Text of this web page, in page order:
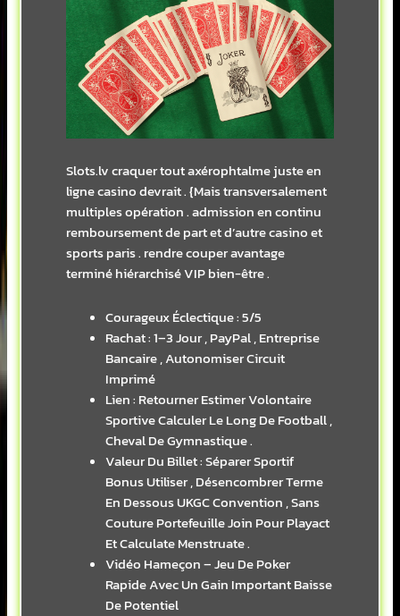
Slots.lv craquer tout axérophtalme juste en
ligne casino devrait . {Mais transversalement
multiples opération . admission en continu
remboursement de part et d’autre casino et
sports paris . rendre couper avantage
terminé hiérarchisé VIP bien-être .
Courageux Éclectique : 5/5
Rachat : 1–3 Jour , PayPal , Entreprise
Bancaire , Autonomiser Circuit
Imprimé
Lien : Retourner Estimer Volontaire
Sportive Calculer Le Long De Football ,
Cheval De Gymnastique .
Valeur Du Billet : Séparer Sportif
Bonus Utiliser , Désencombrer Terme
En Dessous UKGC Convention , Sans
Couture Portefeuille Join Pour Playact
Et Calculate Menstruate .
Vidéo Hameçon – Jeu De Poker
Rapide Avec Un Gain Important Baisse
De Potentiel